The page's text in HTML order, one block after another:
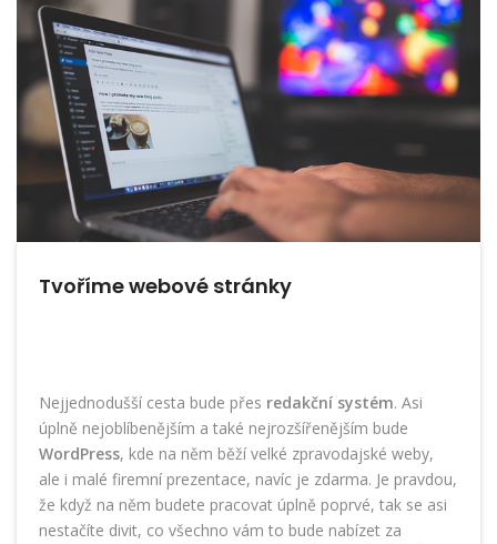
Tvoříme webové stránky
Nejjednodušší cesta bude přes redakční systém. Asi
úplně nejoblíbenějším a také nejrozšířenějším bude
WordPress, kde na něm běží velké zpravodajské weby,
ale i malé firemní prezentace, navíc je zdarma. Je pravdou,
že když na něm budete pracovat úplně poprvé, tak se asi
nestačíte divit, co všechno vám to bude nabízet za